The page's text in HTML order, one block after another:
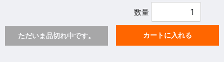
ただいま品切れ中です。
数量
カートに入れる